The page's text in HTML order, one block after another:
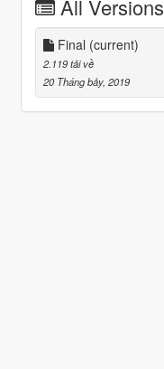
All Versions
Final (current)
2.119 tải về
20 Tháng bảy, 2019